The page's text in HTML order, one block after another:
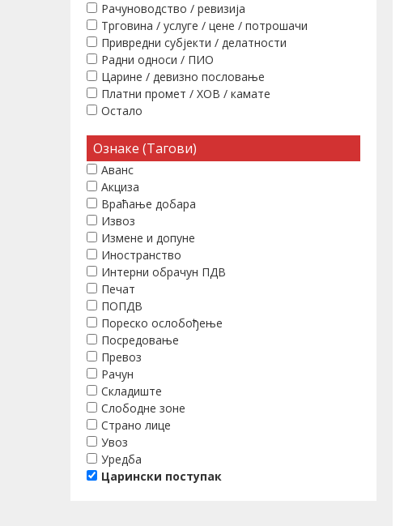
Рачуноводство / ревизија
Трговина / услуге / цене / потрошачи
Привредни субјекти / делатности
Радни односи / ПИО
Царине / девизно пословање
Платни промет / ХОВ / камате
Остало
Ознаке (Тагови)
Аванс
Акциза
Враћање добара
Извоз
Измене и допуне
Иностранство
Интерни обрачун ПДВ
Печат
ПОПДВ
Пореско ослобођење
Посредовање
Превоз
Рачун
Складиште
Слободне зоне
Страно лице
Увоз
Уредба
Царински поступак